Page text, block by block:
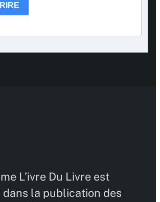
L’ivre Du Livre est
dans la publication des